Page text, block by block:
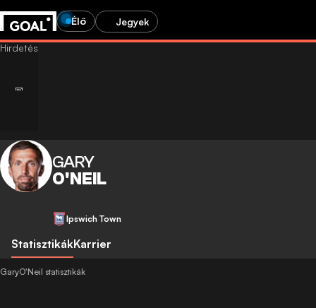
Élő Jegyek
GARY
O'NEIL
Ipswich Town
StatisztikákKarrier
GaryO'Neil statisztikák